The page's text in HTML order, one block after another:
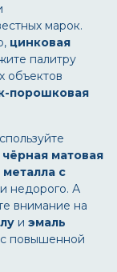
марок.
цинковая
палитру
объектов
порошковая
чёрная матовая
металла c
недорого. А
внимание на
и эмаль
с повышенной